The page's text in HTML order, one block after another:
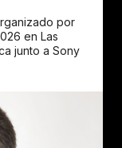
por
en Las
junto a Sony